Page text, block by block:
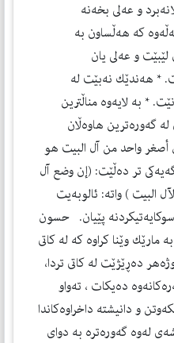
و عه‌لى بخه‌نه‌
كه‌ هه‌ڵساون به‌
لێبێت و عه‌لى يان
* هه‌ندێك نه‌بێت له‌
* به‌ لايه‌وه‌ مناڵترين
گه‌وره‌ترين هاوه‌ڵان
أصغر واحد من آل البيت هو
تر ده‌ڵێت: (إن وضع آل
البيت ) واته‌: ئالوبه‌يت
پێيان. حسون
مارێك وێنا كراوه‌ كه‌ له‌ كاتى
ده‌ڕێژێت له‌ كاتى تردا،
ده‌يكات ، ته‌واو
و دانيشته‌ داخراوه‌كاندا
له‌وه‌ گه‌وره‌تره‌ به‌ دواى